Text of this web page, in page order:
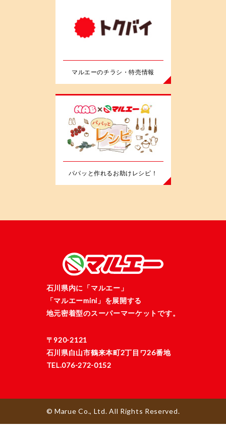
マルエーのチラシ・特売情報
パパッと作れるお助けレシピ！
石川県内に「マルエー」
「マルエーmini」を展開する
地元密着型のスーパーマーケットです。
〒920-2121
石川県白山市鶴来本町2丁目ワ26番地
TEL.076-272-0152
© Marue Co., Ltd. All Rights Reserved.